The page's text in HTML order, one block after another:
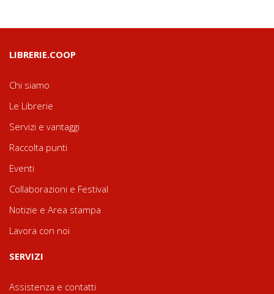
LIBRERIE.COOP
Chi siamo
Le Librerie
Servizi e vantaggi
Raccolta punti
Eventi
Collaborazioni e Festival
Notizie e Area stampa
Lavora con noi
SERVIZI
Assistenza e contatti